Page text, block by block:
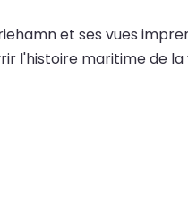
et ses vues
l'histoire maritime de